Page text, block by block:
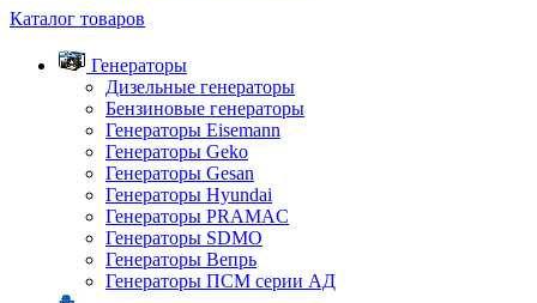
Каталог товаров
Генераторы
Дизельные генераторы
Бензиновые генераторы
Генераторы Eisemann
Генераторы Geko
Генераторы Gesan
Генераторы Hyundai
Генераторы PRAMAC
Генераторы SDMO
Генераторы Вепрь
Генераторы ПСМ серии АД